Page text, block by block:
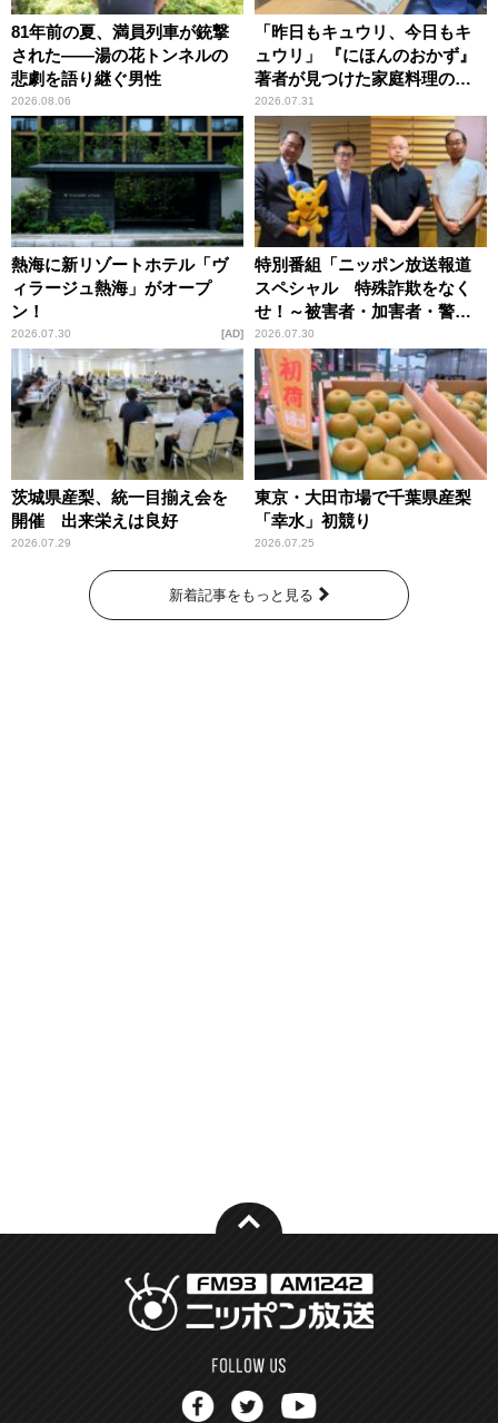
81年前の夏、満員列車が銃撃
された――湯の花トンネルの
悲劇を語り継ぐ男性
2026.08.06
「昨日もキュウリ、今日もキ
ュウリ」 『にほんのおかず』
著者が見つけた家庭料理の知
恵
2026.07.31
熱海に新リゾートホテル「ヴ
ィラージュ熱海」がオープ
ン！
2026.07.30 AD
特別番組「ニッポン放送報道
スペシャル 特殊詐欺をなく
せ！～被害者・加害者・警視
庁が語るトクリュウの実態
～」放送
2026.07.30
茨城県産梨、統一目揃え会を
開催 出来栄えは良好
2026.07.29
東京・大田市場で千葉県産梨
「幸水」初競り
2026.07.25
新着記事をもっと見る